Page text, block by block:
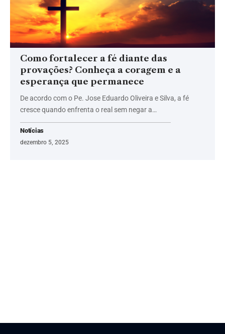
Como fortalecer a fé diante das
provações? Conheça a coragem e a
esperança que permanece
De acordo com o Pe. Jose Eduardo Oliveira e Silva, a fé
cresce quando enfrenta o real sem negar a…
Notícias
dezembro 5, 2025